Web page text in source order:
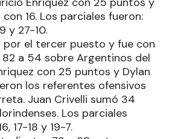
16. Los parciales fueron:
y 27-10.
por el tercer puesto y fue con
a 54 sobre Argentinos del
con 25 puntos y Dylan
los referentes ofensivos
Juan Crivelli sumó 34
Los parciales
17-18 y 19-7.